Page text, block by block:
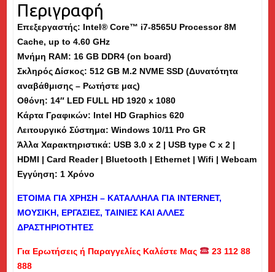
SSD,
14"
-
Εκθεσιακό
(md)
ποσότητα
Περιγραφή
Επεξεργαστής: Intel® Core™ i7-8565U Processor 8M
Cache, up to 4.60 GHz
Μνήμη RAM: 16 GB DDR4 (on board)
Σκληρός Δίσκος: 512 GB M.2 NVME SSD (Δυνατότητα
αναβάθμισης – Ρωτήστε μας)
Οθόνη: 14″ LED FULL HD 1920 x 1080
Κάρτα Γραφικών: Intel HD Graphics 620
Λειτουργικό Σύστημα: Windows 10/11 Pro GR
Άλλα Χαρακτηριστικά: USB 3.0 x 2 | USB type C x 2 |
HDMI | Card Reader | Bluetooth | Ethernet | Wifi | Webcam
Εγγύηση: 1 Χρόνο
ΕΤΟΙΜΑ ΓΙΑ ΧΡΗΣΗ – ΚΑΤΑΛΛΗΛΑ ΓΙΑ INTERNET,
ΜΟΥΣΙΚΗ, ΕΡΓΑΣΙΕΣ, ΤΑΙΝΙΕΣ ΚΑΙ ΑΛΛΕΣ
ΔΡΑΣΤΗΡΙΟΤΗΤΕΣ
Για Ερωτήσεις ή Παραγγελίες Καλέστε Μας
23 112 88
888